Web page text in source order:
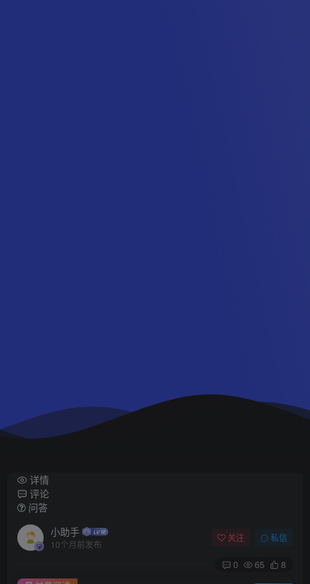
详情
评论
问答
小助手
10个月前发布
关注 私信
0 65
8